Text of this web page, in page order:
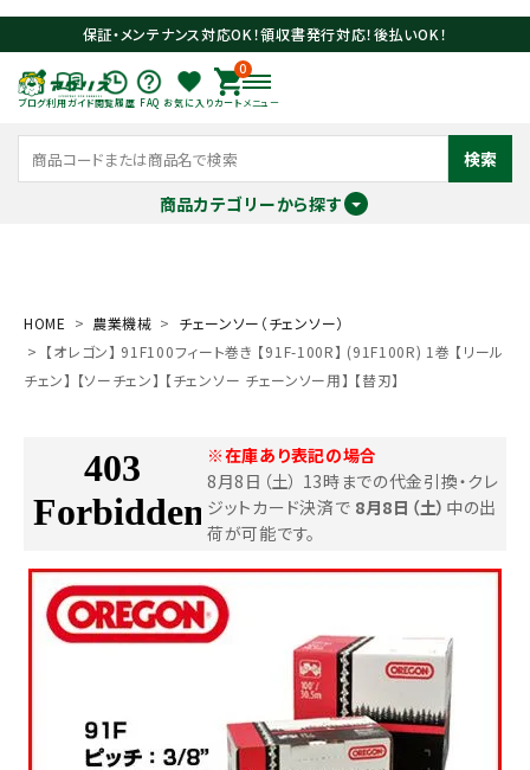
保証・メンテナンス対応OK！領収書発行対応！後払いOK！
ブログ利用ガイド閲覧履歴 FAQ お気に入り
0
カート メニュー
検索
商品カテゴリーから探す
search
お気に入り一覧
閲覧履歴一覧
農業資材
HOME 農業機械
チェーンソー（チェンソー）
【オレゴン】 91F100フィート巻き 【91F-100R】 (91F100R) 1巻 【リール
チェン】 【ソーチェン】 【チェンソー チェーンソー用】 【替刃】
※在庫あり表記の場合
8月8日（土） 13時までの代金引換・クレ
ジットカード決済で 8月8日（土） 中の出
荷が可能です。